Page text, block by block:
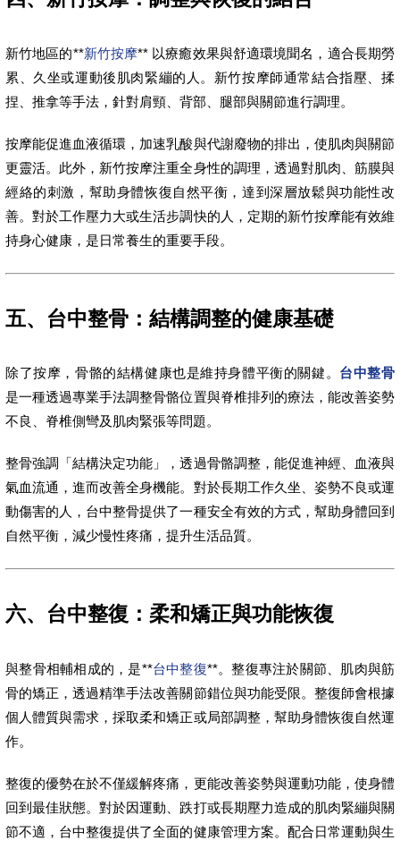
新竹地區的**新竹按摩** 以療癒效果與舒適環境聞名，適合長期勞
累、久坐或運動後肌肉緊繃的人。新竹按摩師通常結合指壓、揉
捏、推拿等手法，針對肩頸、背部、腿部與關節進行調理。
按摩能促進血液循環，加速乳酸與代謝廢物的排出，使肌肉與關節
更靈活。此外，新竹按摩注重全身性的調理，透過對肌肉、筋膜與
經絡的刺激，幫助身體恢復自然平衡，達到深層放鬆與功能性改
善。對於工作壓力大或生活步調快的人，定期的新竹按摩能有效維
持身心健康，是日常養生的重要手段。
五、台中整骨：結構調整的健康基礎
除了按摩，骨骼的結構健康也是維持身體平衡的關鍵。 台中整骨
是一種透過專業手法調整骨骼位置與脊椎排列的療法，能改善姿勢
不良、脊椎側彎及肌肉緊張等問題。
整骨強調「結構決定功能」，透過骨骼調整，能促進神經、血液與
氣血流通，進而改善全身機能。對於長期工作久坐、姿勢不良或運
動傷害的人，台中整骨提供了一種安全有效的方式，幫助身體回到
自然平衡，減少慢性疼痛，提升生活品質。
六、台中整復：柔和矯正與功能恢復
與整骨相輔相成的，是**台中整復**。整復專注於關節、肌肉與筋
骨的矯正，透過精準手法改善關節錯位與功能受限。整復師會根據
個人體質與需求，採取柔和矯正或局部調整，幫助身體恢復自然運
作。
整復的優勢在於不僅緩解疼痛，更能改善姿勢與運動功能，使身體
回到最佳狀態。對於因運動、跌打或長期壓力造成的肌肉緊繃與關
節不適，台中整復提供了全面的健康管理方案。配合日常運動與生